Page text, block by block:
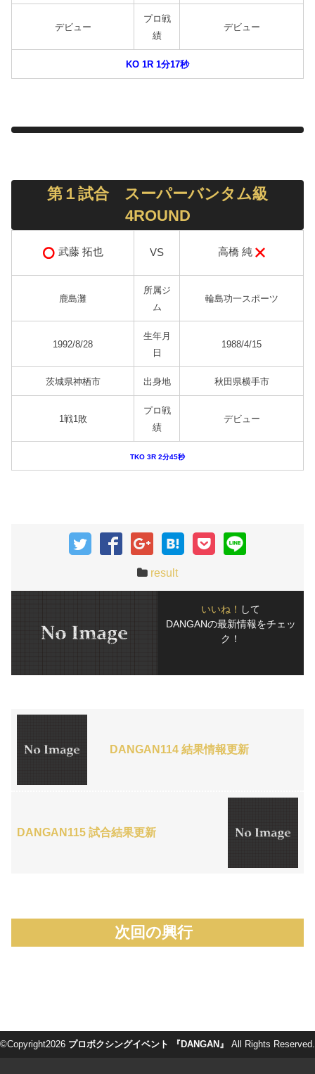
デビュー
プロ戦
績
デビュー
KO 1R 1分17秒
第１試合 スーパーバンタム級
4ROUND
武藤 拓也 VS 高橋 純
鹿島灘
所属ジ
ム
輪島功一スポーツ
1992/8/28
生年月
日
1988/4/15
茨城県神栖市 出身地 秋田県横手市
1戦1敗
プロ戦
績
デビュー
TKO 3R 2分45秒
result
いいね！ して
DANGANの最新情報をチェッ
ク！
DANGAN114 結果情報更新
DANGAN115 試合結果更新
次回の興行
©Copyright2026 プロボクシングイベント 『DANGAN』 All Rights Reserved.